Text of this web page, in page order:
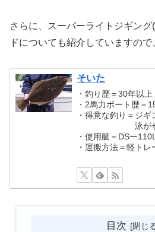
さらに、スーパーライトジギン
ドについても紹介していますので
そいた
・釣り歴＝30年以上
・2馬力ボート歴＝
・得意な釣り＝ジギ
泳がせ
・使用艇＝DSー
・運搬方法＝軽トレ
目次